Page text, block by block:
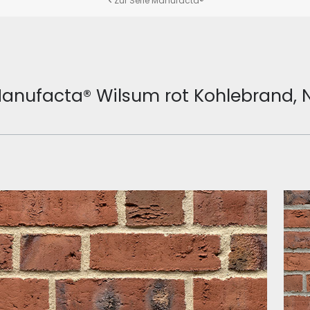
Wilsum rot Kohlebrand,